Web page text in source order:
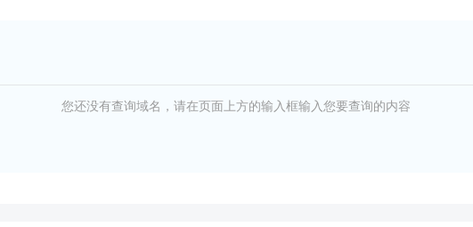
您还没有查询域名，请在页面上方的输入框输入您要查询的内容